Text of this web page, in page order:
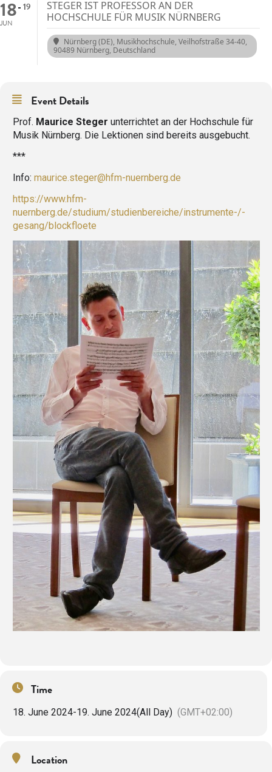
18
JUN
19
STEGER IST PROFESSOR AN DER
HOCHSCHULE FÜR MUSIK NÜRNBERG
Nürnberg (DE), Musikhochschule, Veilhofstraße 34-40,
90489 Nürnberg, Deutschland
Event Details
Prof. Maurice Steger unterrichtet an der Hochschule für
Musik Nürnberg. Die Lektionen sind bereits ausgebucht.
***
Info: maurice.steger@hfm-nuernberg.de
https://www.hfm-
nuernberg.de/studium/studienbereiche/instrumente-/-
gesang/blockfloete
Time
18. June 2024-19. June 2024(All Day) (GMT+02:00)
Location